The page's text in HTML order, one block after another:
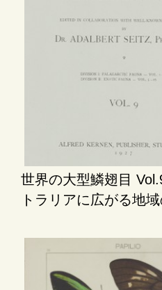
世界の大型鱗翅目
トラリアに広がる地